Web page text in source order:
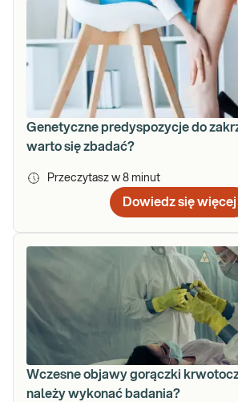
Genetyczne predyspozycje do
warto się zbadać?
Przeczytasz w 8 minut
Dowiedz się więcej
Wczesne objawy gorączki
należy wykonać badania?